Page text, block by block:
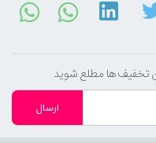
تخفیف ها مطلع شوید